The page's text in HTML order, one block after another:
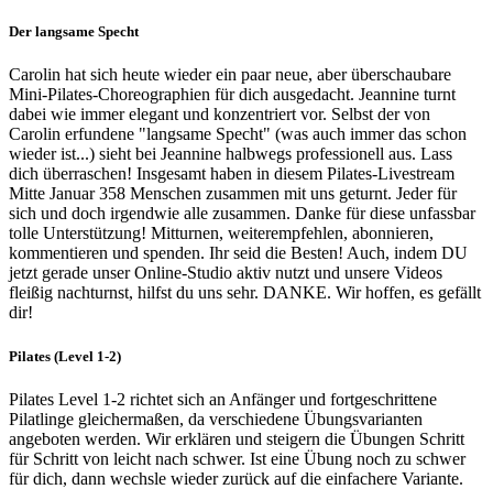
Der langsame Specht
Carolin hat sich heute wieder ein paar neue, aber überschaubare
Mini-Pilates-Choreographien für dich ausgedacht. Jeannine turnt
dabei wie immer elegant und konzentriert vor. Selbst der von
Carolin erfundene "langsame Specht" (was auch immer das schon
wieder ist...) sieht bei Jeannine halbwegs professionell aus. Lass
dich überraschen! Insgesamt haben in diesem Pilates-Livestream
Mitte Januar 358 Menschen zusammen mit uns geturnt. Jeder für
sich und doch irgendwie alle zusammen. Danke für diese unfassbar
tolle Unterstützung! Mitturnen, weiterempfehlen, abonnieren,
kommentieren und spenden. Ihr seid die Besten! Auch, indem DU
jetzt gerade unser Online-Studio aktiv nutzt und unsere Videos
fleißig nachturnst, hilfst du uns sehr. DANKE. Wir hoffen, es gefällt
dir!
Pilates (Level 1-2)
Pilates Level 1-2 richtet sich an Anfänger und fortgeschrittene
Pilatlinge gleichermaßen, da verschiedene Übungsvarianten
angeboten werden. Wir erklären und steigern die Übungen Schritt
für Schritt von leicht nach schwer. Ist eine Übung noch zu schwer
für dich, dann wechsle wieder zurück auf die einfachere Variante.